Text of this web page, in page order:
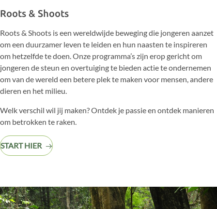
Roots & Shoots
Roots & Shoots is een wereldwijde beweging die jongeren aanzet
om een duurzamer leven te leiden en hun naasten te inspireren
om hetzelfde te doen. Onze programma’s zijn erop gericht om
jongeren de steun en overtuiging te bieden actie te ondernemen
om van de wereld een betere plek te maken voor mensen, andere
dieren en het milieu.
Welk verschil wil jij maken? Ontdek je passie en ontdek manieren
om betrokken te raken.
START HIER